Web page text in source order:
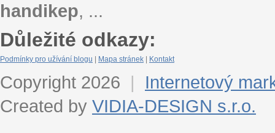
handikep, ...
Důležité odkazy:
Podmínky pro užívání blogu Mapa stránek Kontakt
Copyright 2026 |
Internetový
Created by VIDIA-DESIGN s.r.o.